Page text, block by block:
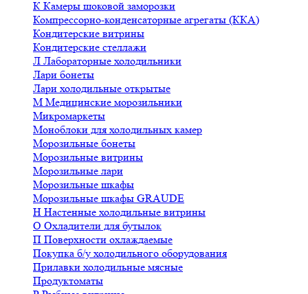
К Камеры шоковой заморозки
Компрессорно-конденсаторные агрегаты (ККА)
Кондитерские витрины
Кондитерские стеллажи
Л Лабораторные холодильники
Лари бонеты
Лари холодильные открытые
М Медицинские морозильники
Микромаркеты
Моноблоки для холодильных камер
Морозильные бонеты
Морозильные витрины
Морозильные лари
Морозильные шкафы
Морозильные шкафы GRAUDE
Н Настенные холодильные витрины
О Охладители для бутылок
П Поверхности охлаждаемые
Покупка б/у холодильного оборудования
Прилавки холодильные мясные
Продуктоматы